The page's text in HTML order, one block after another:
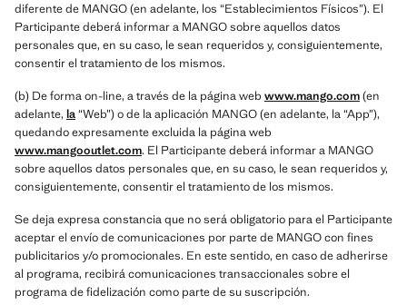
diferente de MANGO (en adelante, los “Establecimientos Físicos”). El
Participante deberá informar a MANGO sobre aquellos datos
personales que, en su caso, le sean requeridos y, consiguientemente,
consentir el tratamiento de los mismos.
(b) De forma on-line, a través de la página web www.mango.com(en
adelante, la“Web”) o de la aplicación MANGO (en adelante, la “App”),
quedando expresamente excluida la página web
www.mangooutlet.com. El Participante deberá informar a MANGO
sobre aquellos datos personales que, en su caso, le sean requeridos y,
consiguientemente, consentir el tratamiento de los mismos.
Se deja expresa constancia que no será obligatorio para el Participante
aceptar el envío de comunicaciones por parte de MANGO con fines
publicitarios y/o promocionales. En este sentido, en caso de adherirse
al programa, recibirá comunicaciones transaccionales sobre el
programa de fidelización como parte de su suscripción.